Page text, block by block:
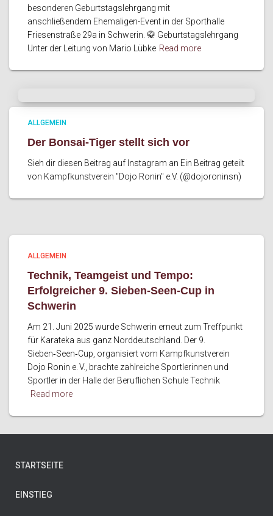
besonderen Geburtstagslehrgang mit
anschließendem Ehemaligen-Event in der Sporthalle
Friesenstraße 29a in Schwerin. 🥋 Geburtstagslehrgang
Unter der Leitung von Mario Lübke Read more
ALLGEMEIN
Der Bonsai-Tiger stellt sich vor
Sieh dir diesen Beitrag auf Instagram an Ein Beitrag geteilt
von Kampfkunstverein "Dojo Ronin" e.V. (@dojoroninsn)
ALLGEMEIN
Technik, Teamgeist und Tempo:
Erfolgreicher 9. Sieben‑Seen‑Cup in
Schwerin
Am 21. Juni 2025 wurde Schwerin erneut zum Treffpunkt
für Karateka aus ganz Norddeutschland. Der 9.
Sieben‑Seen‑Cup, organisiert vom Kampfkunstverein
Dojo Ronin e. V., brachte zahlreiche Sportlerinnen und
Sportler in der Halle der Beruflichen Schule Technik
Read more
STARTSEITE
EINSTIEG